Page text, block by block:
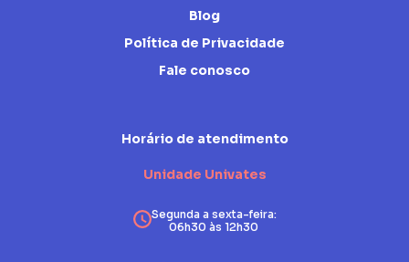
Blog
Política de Privacidade
Fale conosco
Horário de atendimento
Unidade Univates
Segunda a sexta-feira:
06h30 às 12h30